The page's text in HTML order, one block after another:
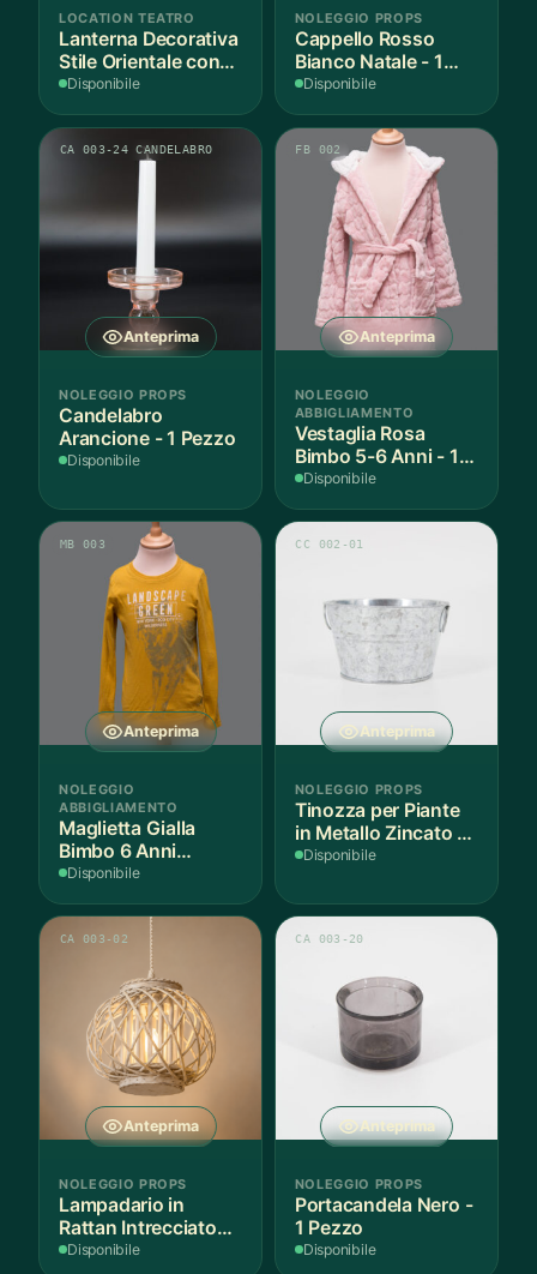
LOCATION TEATRO
Lanterna Decorativa
Stile Orientale con
Vetri Rossi
Disponibile
NOLEGGIO PROPS
Cappello Rosso
Bianco Natale - 1
Pezzo
Disponibile
Anteprima
CA 003-24 CANDELABRO
NOLEGGIO PROPS
Candelabro
Arancione - 1 Pezzo
Disponibile
Anteprima
FB 002
NOLEGGIO
ABBIGLIAMENTO
Vestaglia Rosa
Bimbo 5-6 Anni - 1
Pezzo
Disponibile
Anteprima
MB 003
NOLEGGIO
ABBIGLIAMENTO
Maglietta Gialla
Bimbo 6 Anni
Cotone - 1 Pezzo
Disponibile
Anteprima
CC 002-01
NOLEGGIO PROPS
Tinozza per Piante
in Metallo Zincato -
3 Pezzi
Disponibile
Anteprima
CA 003-02
NOLEGGIO PROPS
Lampadario in
Rattan Intrecciato
Bianco
Disponibile
Anteprima
CA 003-20
NOLEGGIO PROPS
Portacandela Nero -
1 Pezzo
Disponibile